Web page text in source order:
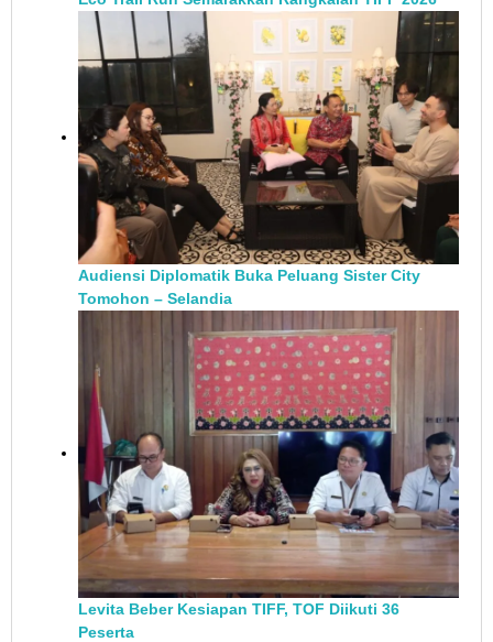
Audiensi Diplomatik Buka Peluang Sister City
Tomohon – Selandia
Levita Beber Kesiapan TIFF, TOF Diikuti 36
Peserta